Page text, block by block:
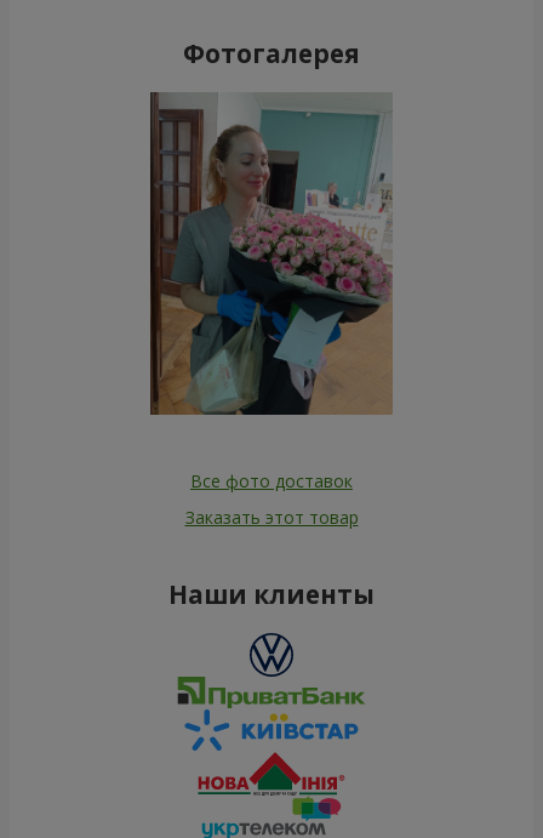
Фотогалерея
Все фото доставок
Заказать этот товар
Наши клиенты